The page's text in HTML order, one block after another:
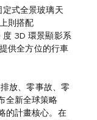
定式全景玻璃天
則搭配
3D 環景顯影系
供全方位的行車
放、零事故、零
全新全球策略
的計畫核心。在